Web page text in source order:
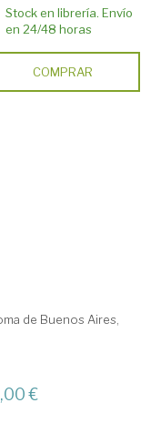
Stock en librería. Envío
en 24/48 horas
COMPRAR
de Buenos Aires,
€